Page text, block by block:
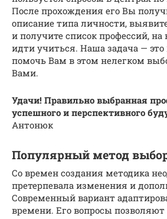
После прохождения его Вы
описание типа личности,
и получите список профессий, на
идти учиться. Наша задача —
помочь Вам в этом нелегком
Вами.
Удачи! Правильно выбранная
успешного и перспективного
Антонюк
Популярный метод
Со времен создания методика
претерпевала изменения и
Современный вариант
времени. Его вопросы позволяют